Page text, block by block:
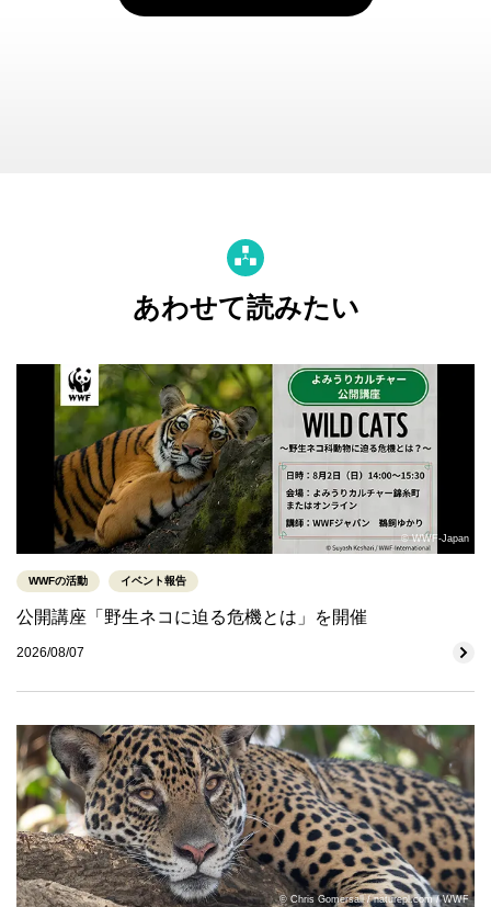
あわせて読みたい
© WWF-Japan
WWFの活動 イベント報告
公開講座「野生ネコに迫る危機とは」を開催
2026/08/07
© Chris Gomersall / naturepl.com / WWF